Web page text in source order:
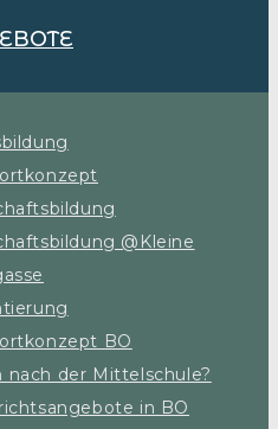
@Kleine
BO
nach der Mittelschule?
in BO